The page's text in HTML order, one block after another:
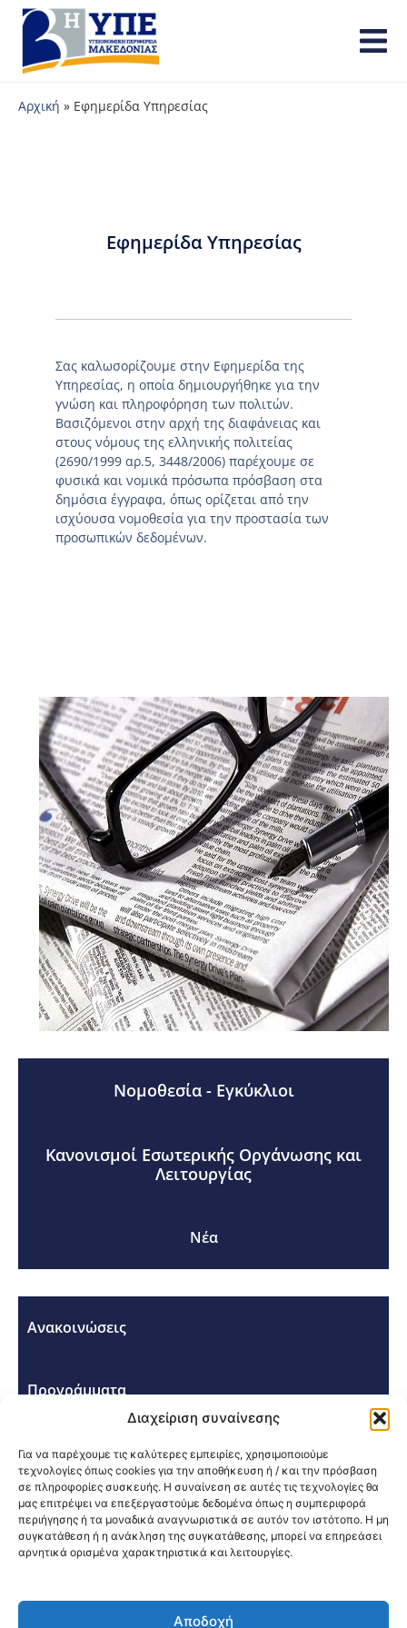
Διαχείριση συναίνεσης
Για να παρέχουμε τις καλύτερες εμπειρίες, χρησιμοποιούμε
τεχνολογίες όπως cookies για την αποθήκευση ή / και την πρόσβαση
σε πληροφορίες συσκευής. Η συναίνεση σε αυτές τις τεχνολογίες θα
μας επιτρέψει να επεξεργαστούμε δεδομένα όπως η συμπεριφορά
περιήγησης ή τα μοναδικά αναγνωριστικά σε αυτόν τον ιστότοπο. Η μη
συγκατάθεση ή η ανάκληση της συγκατάθεσης, μπορεί να επηρεάσει
αρνητικά ορισμένα χαρακτηριστικά και λειτουργίες.
Αποδοχή
Αρχική » Εφημερίδα Υπηρεσίας
Εφημερίδα Υπηρεσίας
Σας καλωσορίζουμε στην Εφημερίδα της
Υπηρεσίας, η οποία δημιουργήθηκε για την
γνώση και πληροφόρηση των πολιτών.
Βασιζόμενοι στην αρχή της διαφάνειας και
στους νόμους της ελληνικής πολιτείας
(2690/1999 αρ.5, 3448/2006) παρέχουμε σε
φυσικά και νομικά πρόσωπα πρόσβαση στα
δημόσια έγγραφα, όπως ορίζεται από την
ισχύουσα νομοθεσία για την προστασία των
προσωπικών δεδομένων.
Νομοθεσία - Εγκύκλιοι
Κανονισμοί Εσωτερικής Οργάνωσης και
Λειτουργίας
Νέα
Ανακοινώσεις
Προγράμματα
Σεμινάρια - Συνέδρια